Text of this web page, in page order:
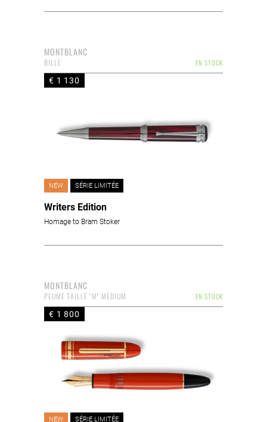
MONTBLANC
EN STOCK
BILLE
€ 1 130
NEW SÉRIE LIMITÉE
Writers Edition
Homage to Bram Stoker
MONTBLANC
EN STOCK
PLUME TAILLE "M" MEDIUM
€ 1 800
NEW SÉRIE LIMITÉE